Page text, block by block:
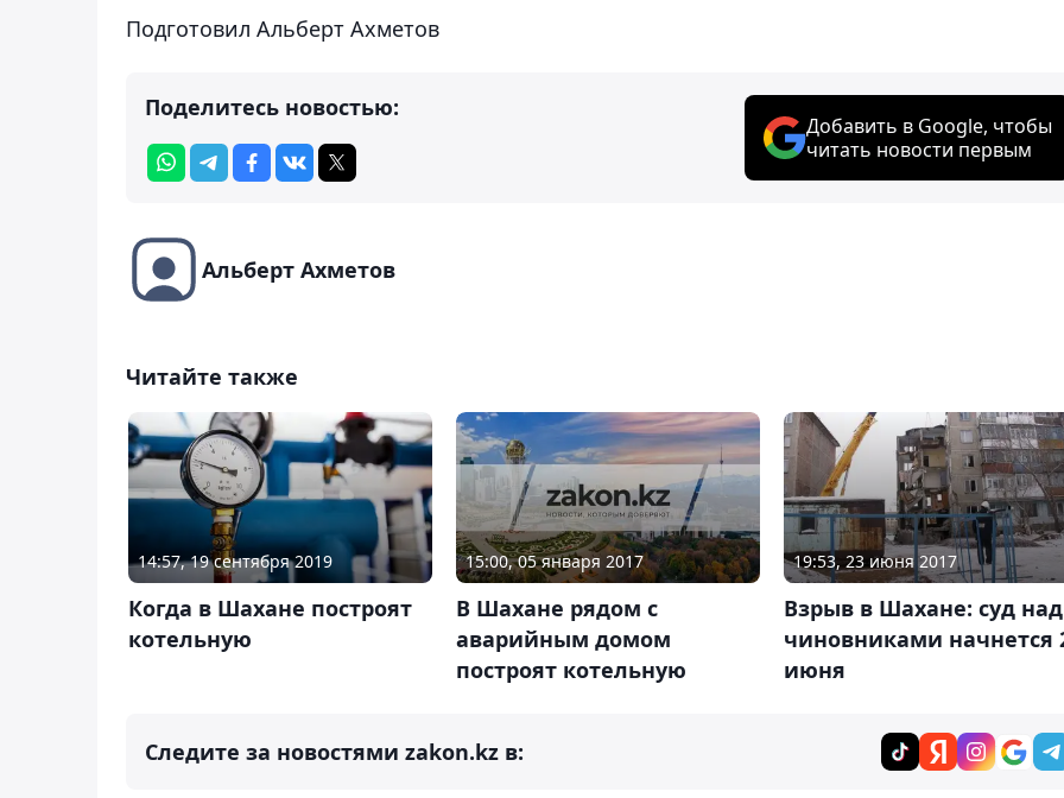
Подготовил Альберт Ахметов
Поделитесь новостью:
Добавить в Google, чтобы
читать новости первым
Альберт Ахметов
Читайте также
14:57, 19 сентября 2019
Когда в Шахане построят
котельную
15:00, 05 января 2017
В Шахане рядом с
аварийным домом
построят котельную
19:53, 23 июня 2017
Взрыв в Шахане: суд над
чиновниками начнется
июня
Следите за новостями zakon.kz в: